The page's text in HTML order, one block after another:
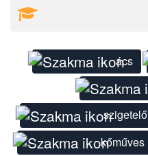
ács
szigetelő
kőműves